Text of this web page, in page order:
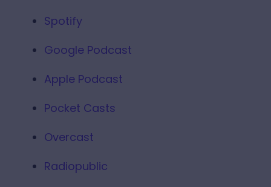
Spotify
Google Podcast
Apple Podcast
Pocket Casts
Overcast
Radiopublic